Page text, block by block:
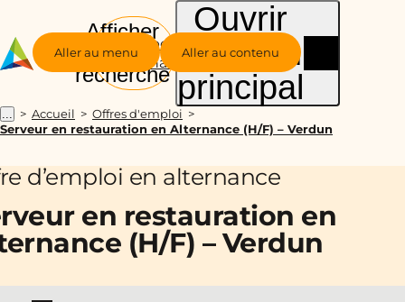
Aller au menu Aller au contenu
Groupe
Alternance
Afficher
la
recherche
Ouvrir
le menu
principal
... Accueil
Offres d'emploi
Serveur en restauration en Alternance (H/F) – Verdun
d’emploi en alternance
en restauration en
(H/F) – Verdun